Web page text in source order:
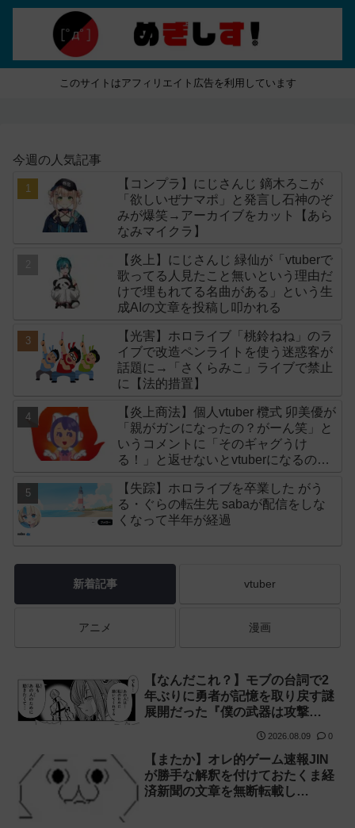
このサイトはアフィリエイト広告を利用しています
今週の人気記事
【コンプラ】にじさんじ 鏑木ろこが
「欲しいぜナマポ」と発言し石神のぞ
みが爆笑→アーカイブをカット【あら
なみマイクラ】
【炎上】にじさんじ 緑仙が「vtuberで
歌ってる人見たこと無いという理由だ
けで埋もれてる名曲がある」という生
成AIの文章を投稿し叩かれる
【光害】ホロライブ「桃鈴ねね」のラ
イブで改造ペンライトを使う迷惑客が
話題に→「さくらみこ」ライブで禁止
に【法的措置】
【炎上商法】個人vtuber 欖式 卯美優が
「親がガンになったの？がーん笑」と
いうコメントに「そのギャグうけ
る！」と返せないとvtuberになるのは
【失踪】ホロライブを卒業した がう
る・ぐらの転生先 sabaが配信をしな
くなって半年が経過
新着記事 vtuber
アニメ 漫画
【なんだこれ？】モブの台詞で2
年ぶりに勇者が記憶を取り戻す謎
展開だった『僕の武器は攻撃…
2026.08.09 0
【またか】オレ的ゲーム速報JIN
が勝手な解釈を付けておたくま経
済新聞の文章を無断転載し…